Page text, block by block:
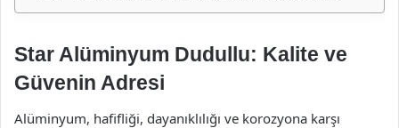
Star Alüminyum Dudullu: Kalite ve
Güvenin Adresi
Alüminyum, hafifliği, dayanıklılığı ve korozyona karşı